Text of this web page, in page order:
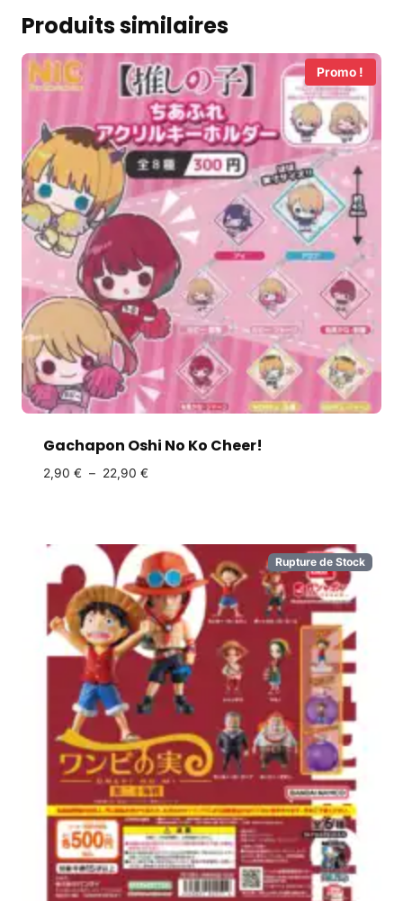
Produits similaires
Promo !
Gachapon Oshi No Ko Cheer!
2,90 € – 22,90 €
Rupture de Stock